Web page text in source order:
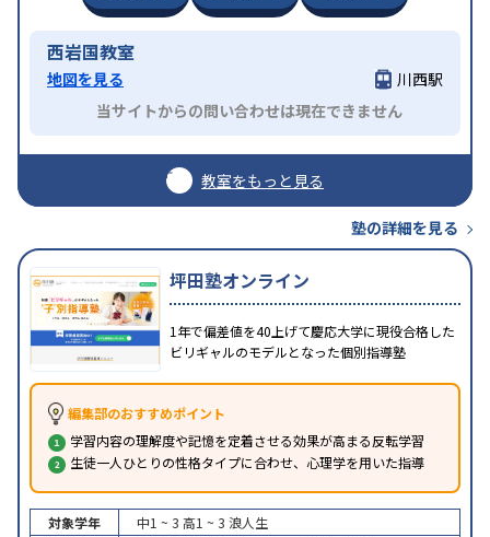
西岩国教室
地図を見る
川西駅
当サイトからの問い合わせは現在できません
教室をもっと見る
塾の詳細を見る
坪田塾オンライン
1年で偏差値を40上げて慶応大学に現役合格した
ビリギャルのモデルとなった個別指導塾
編集部のおすすめポイント
学習内容の理解度や記憶を定着させる効果が高まる反転学習
生徒一人ひとりの性格タイプに合わせ、心理学を用いた指導
対象学年 中1 ~ 3 高1 ~ 3 浪人生